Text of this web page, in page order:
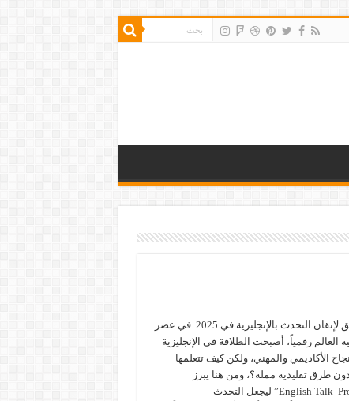
أهم تطبيق لإتقان التحدث بالإنجليزية في 2025. في عصر
العالم رقمياً، أصبحت الطلاقة في الإنجليزية
الأكاديمي والمهني، ولكن كيف تتعلمها
طرق تقليدية مملة؟، ومن هنا يبرز
تطبيق “English Talk Pro” ليجعل التحدث